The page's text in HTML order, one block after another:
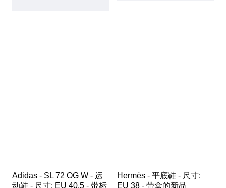
Adidas - SL 72 OG W - 运
动鞋 - 尺寸: EU 40.5 - 带标
Hermès - 平底鞋 - 尺寸:
EU 38 - 带盒的新品